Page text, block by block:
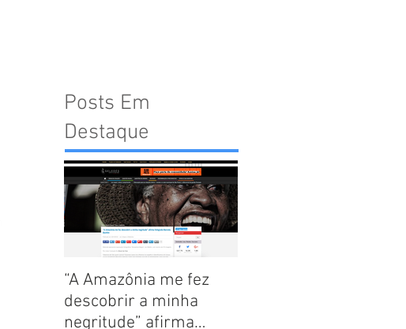
Posts Em
Destaque
“A Amazônia me fez
descobrir a minha
negritude” afirma